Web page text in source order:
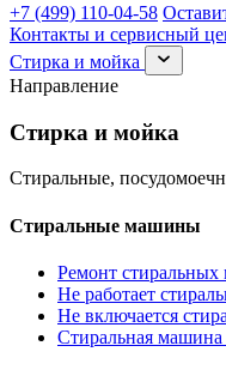
+7 (499) 110-04-58
Контакты и сервисный
Стирка и мойка
Раскрыть
раздел
мойка
Направление
Стирка и мойка
Стиральные,
Стиральные машины
Ремонт
Не работает
Не включается
Стиральная машина